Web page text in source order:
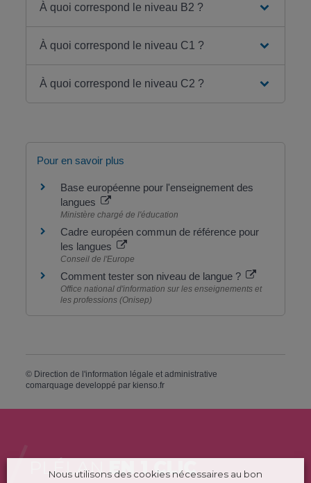
À quoi correspond le niveau B2 ?
À quoi correspond le niveau C1 ?
À quoi correspond le niveau C2 ?
Pour en savoir plus
Base européenne pour l'enseignement des
langues
Ministère chargé de l'éducation
Cadre européen commun de référence pour
les langues
Conseil de l'Europe
Comment tester son niveau de langue ?
Office national d'information sur les enseignements et
les professions (Onisep)
© Direction de l'information légale et administrative
comarquage developpé par kienso.fr
PLÉLANEN 1 CLIC
Nous utilisons des cookies nécessaires au bon